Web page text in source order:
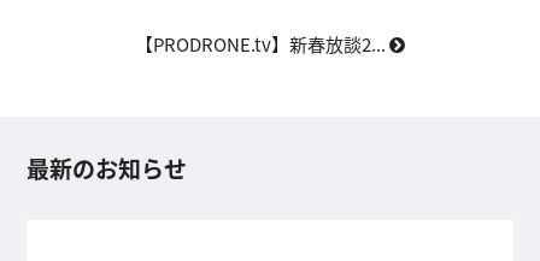
【PRODRONE.tv】新春放談2...
最新のお知らせ